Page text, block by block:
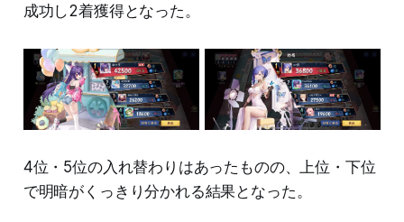
成功し2着獲得となった。
4位・5位の入れ替わりはあったものの、上位・下位
で明暗がくっきり分かれる結果となった。